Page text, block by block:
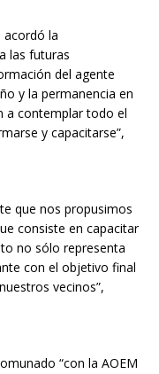
acordó la
las futuras
del agente
y la permanencia en
a contemplar todo el
y capacitarse”,
que nos propusimos
consiste en capacitar
no sólo representa
con el objetivo final
vecinos”,
“con la AOEM